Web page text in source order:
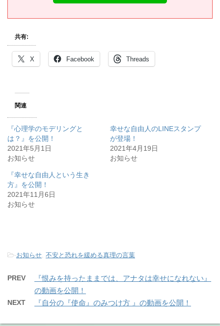
共有:
X Facebook Threads
関連
『心理学のモデリングと
は？』を公開！
2021年5月1日
お知らせ
幸せな自由人のLINEスタンプ
が登場！
2021年4月19日
お知らせ
『幸せな自由人という生き
方』を公開！
2021年11月6日
お知らせ
-お知らせ 不安と恐れを緩める真理の言葉
PREV
『恨みを持ったままでは、アナタは幸せになれない』
の動画を公開！
NEXT 『自分の『使命』のみつけ方 』の動画を公開！